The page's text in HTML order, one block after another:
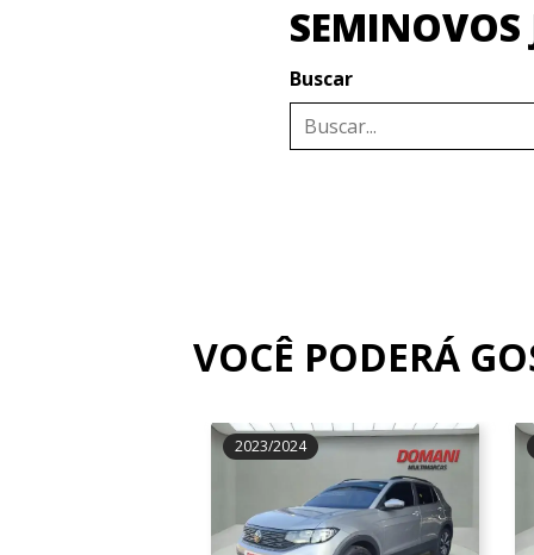
SEMINOVOS
Buscar
VOCÊ PODERÁ
2023/2024